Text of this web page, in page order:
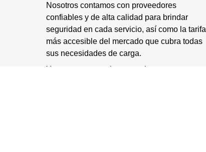
Nosotros contamos con proveedores
confiables y de alta calidad para brindar
seguridad en cada servicio, así como la tarifa
más accesible del mercado que cubra todas
sus necesidades de carga.
Ya sea que necesite una caja seca, con